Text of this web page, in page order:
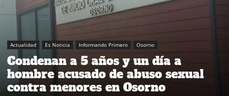
Actualidad Es Noticia Informando Primero Osorno
Condenan a 5 años y un día a
hombre acusado de abuso sexual
contra menores en Osorno